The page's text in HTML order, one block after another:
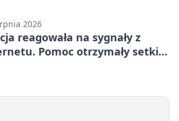
2026
reagowała na sygnały z
Pomoc otrzymały setki